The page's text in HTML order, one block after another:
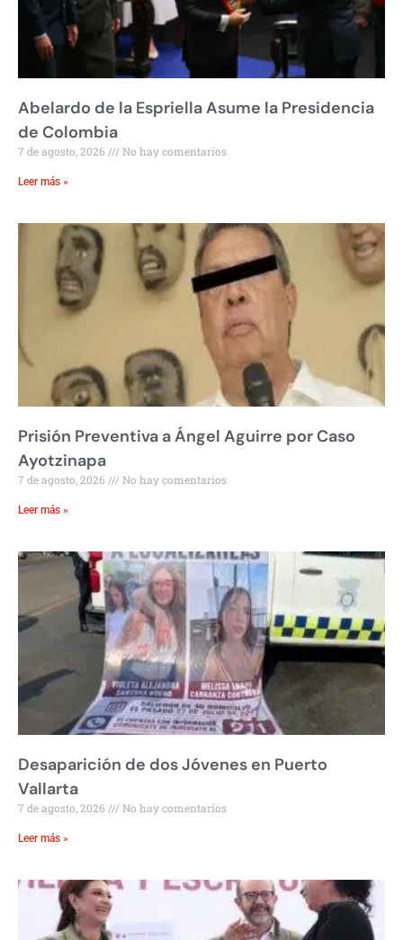
Abelardo de la Espriella Asume la Presidencia
de Colombia
7 de agosto, 2026 No hay comentarios
Leer más »
Prisión Preventiva a Ángel Aguirre por Caso
Ayotzinapa
7 de agosto, 2026 No hay comentarios
Leer más »
Desaparición de dos Jóvenes en Puerto
Vallarta
7 de agosto, 2026 No hay comentarios
Leer más »